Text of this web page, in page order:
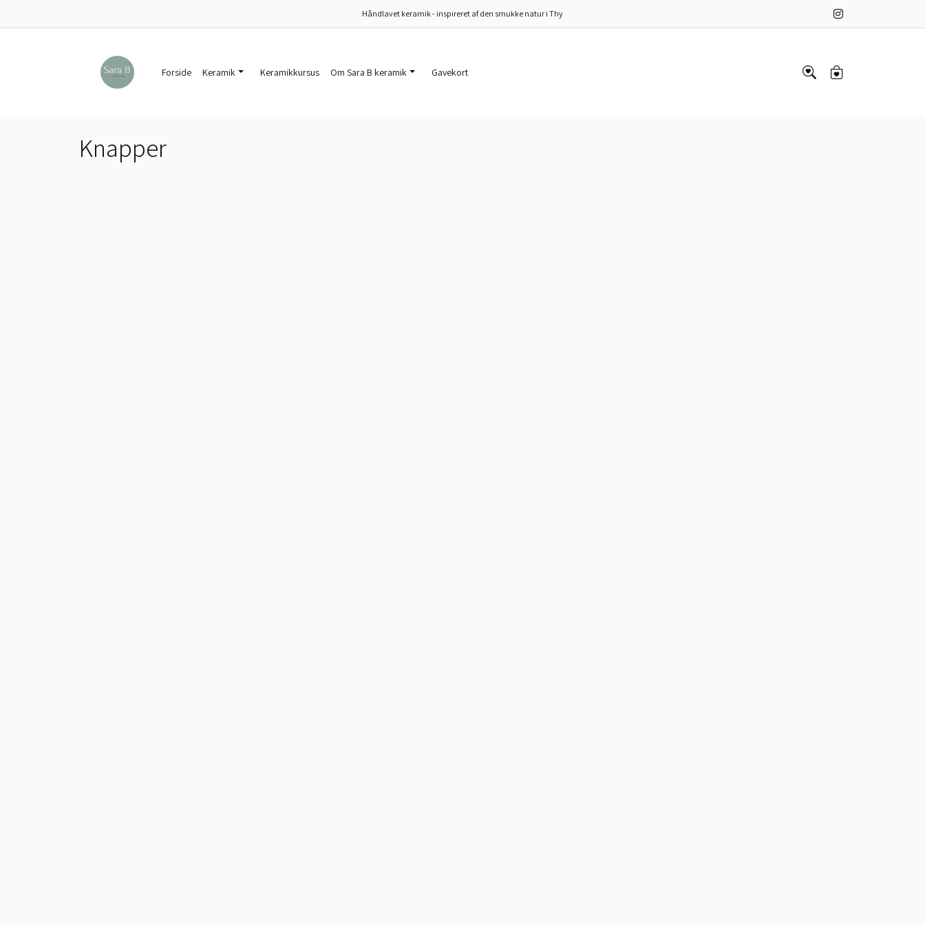
Håndlavet keramik - inspireret af den smukke natur i Thy
Forside Keramik Keramikkursus Om Sara B keramik Gavekort
Knapper